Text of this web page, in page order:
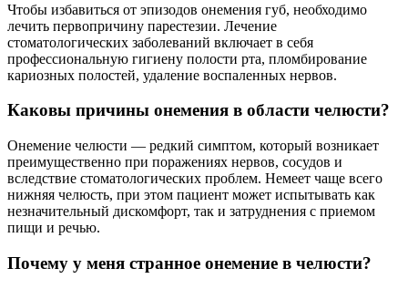
Чтобы избавиться от эпизодов онемения губ, необходимо
лечить первопричину парестезии. Лечение
стоматологических заболеваний включает в себя
профессиональную гигиену полости рта, пломбирование
кариозных полостей, удаление воспаленных нервов.
Каковы причины онемения в области челюсти?
Онемение челюсти — редкий симптом, который возникает
преимущественно при поражениях нервов, сосудов и
вследствие стоматологических проблем. Немеет чаще всего
нижняя челюсть, при этом пациент может испытывать как
незначительный дискомфорт, так и затруднения с приемом
пищи и речью.
Почему у меня странное онемение в челюсти?